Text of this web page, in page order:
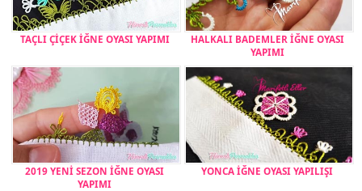
TAÇLI ÇİÇEK İĞNE OYASI YAPIMI
HALKALI BADEMLER İĞNE OYASI
YAPIMI
2019 YENİ SEZON İĞNE OYASI
YAPIMI
YONCA İĞNE OYASI YAPILIŞI